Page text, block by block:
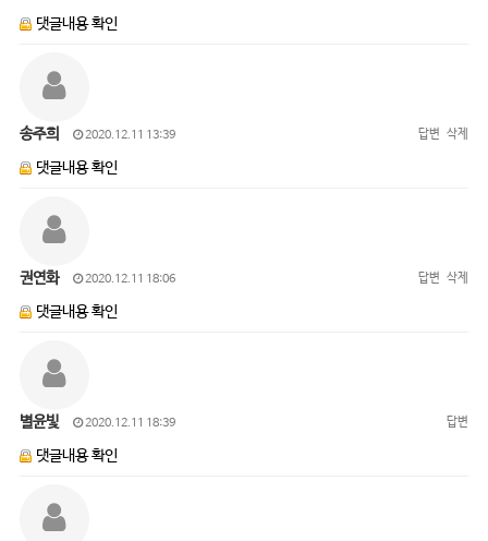
댓글내용 확인
송주희 2020.12.11 13:39 답변 삭제
댓글내용 확인
권연화 2020.12.11 18:06 답변 삭제
댓글내용 확인
별윤빛 2020.12.11 18:39 답변
댓글내용 확인